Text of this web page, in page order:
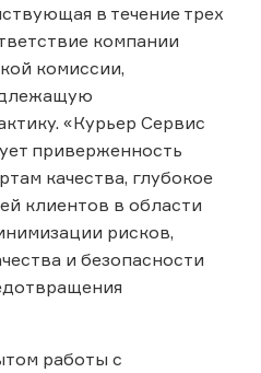
в течение трех
компании
комиссии,
«Курьер Сервис
приверженность
качества, глубокое
клиентов в области
рисков,
и безопасности
работы с